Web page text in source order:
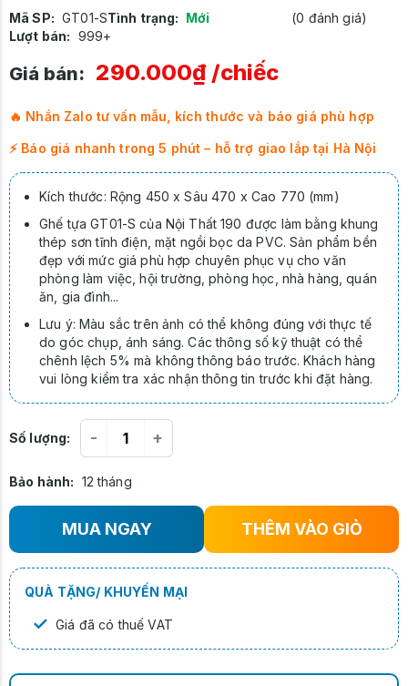
Mã SP: GT01-STình trạng: Mới
(0 đánh giá)
Lượt bán: 999+
Giá bán: 290.000₫/chiếc
🔥 Nhắn Zalo tư vấn mẫu, kích thước và báo giá phù hợp
⚡ Báo giá nhanh trong 5 phút – hỗ trợ giao lắp tại Hà Nội
Kích thước: Rộng 450 x Sâu 470 x Cao 770 (mm)
Ghế tựa GT01-S của Nội Thất 190 được làm bằng khung
thép sơn tĩnh điện, mặt ngồi bọc da PVC. Sản phẩm bền
đẹp với mức giá phù hợp chuyên phục vụ cho văn
phòng làm việc, hội trường, phòng học, nhà hàng, quán
ăn, gia đình...
Lưu ý: Màu sắc trên ảnh có thể không đúng với thực tế
do góc chụp, ánh sáng. Các thông số kỹ thuật có thể
chênh lệch 5% mà không thông báo trước. Khách hàng
vui lòng kiểm tra xác nhận thông tin trước khi đặt hàng.
Số lượng: - +
Bảo hành: 12 tháng
MUA NGAY THÊM VÀO GIỎ
QUÀ TẶNG/ KHUYẾN MẠI
✓ Giá đã có thuế VAT